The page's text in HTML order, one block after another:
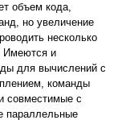
объем кода,
но увеличение
несколько
Имеются и
для вычислений с
команды
совместимые с
параллельные